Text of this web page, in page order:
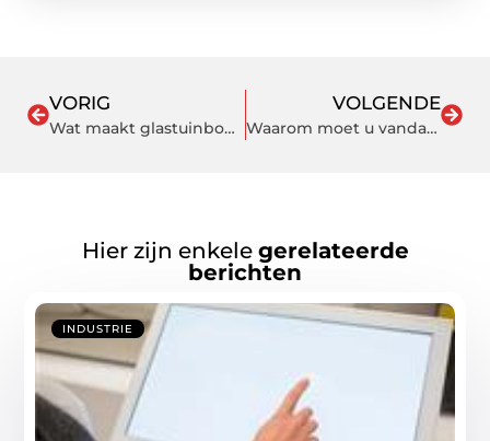
VORIG
Wat maakt glastuinbouw Nederland potentieel zo interessant?
VOLGENDE
Waarom moet u vandaag nog grasmatten kopen voor uw tuin?
Hier zijn enkele gerelateerde
berichten
INDUSTRIE